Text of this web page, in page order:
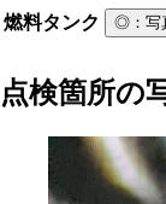
燃料タンク ◎ ：写
点検箇所の